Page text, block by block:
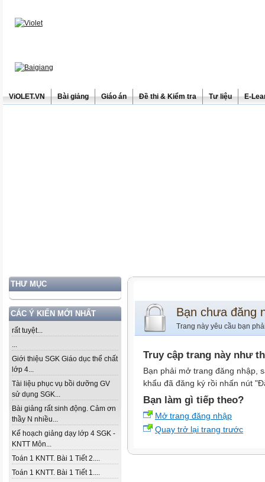
ViOLET.VN Bài giảng Giáo án Đề thi & Kiểm tra Tư liệu E-
THƯ MỤC
CÁC Ý KIẾN MỚI NHẤT
rất tuyệt...
...
Giới thiệu SGK Giáo dục thể chất
lớp 4...
Tài liệu phục vụ bồi dưỡng GV
sử dụng SGK...
Bài giảng rất sinh động. Cảm ơn
thầy N nhiều...
Kế hoạch giảng dạy lớp 4 SGK -
KNTT Môn...
Toán 1 KNTT. Bài 1 Tiết 2....
Toán 1 KNTT. Bài 1 Tiết 1....
Bạn chưa đăng
Trang này yêu cầu bạn
Truy cập trang này như
Bạn phải mở trang đăng nhập,
khẩu đã đăng ký rồi nhấn nút
Bạn làm gì tiếp theo?
Mở trang đăng nhập
Quay trở lại trang trước